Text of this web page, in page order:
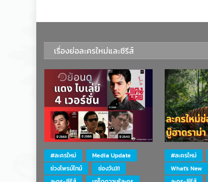
เรื่องย่อละครใหม่และซีรีส์
#ละครใหม่
Media Update
ช่วงไพรม์ไทม์
ช่องวัน31
#ละครใหม่
What's New